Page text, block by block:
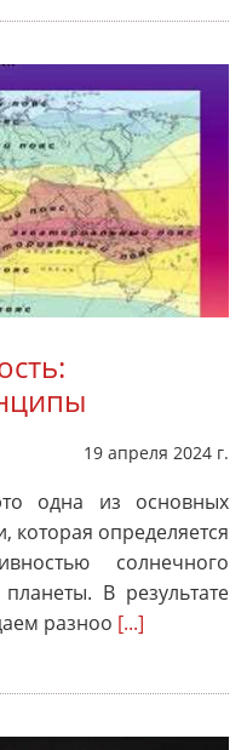
19 апреля 2024 г.
одна из основных
которая определяется
солнечного
В результате
разноо [...]